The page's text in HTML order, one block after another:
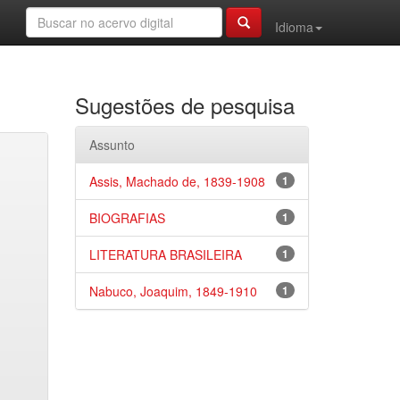
Idioma
Sugestões de pesquisa
Assunto
1
Assis, Machado de, 1839-1908
1
BIOGRAFIAS
1
LITERATURA BRASILEIRA
1
Nabuco, Joaquim, 1849-1910